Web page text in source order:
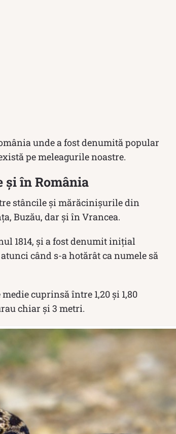
unde a fost denumită popular
pe meleagurile noastre.
și în România
stâncile şi mărăcinişurile din
Buzău, dar și în Vrancea.
1814, şi a fost denumit iniţial
când s-a hotărât ca numele să
cuprinsă între 1,20 și 1,80
chiar și 3 metri.